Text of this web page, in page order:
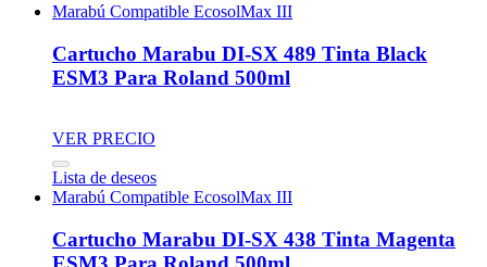
Marabú Compatible EcosolMax III
Cartucho Marabu DI-SX 489 Tinta Black
ESM3 Para Roland 500ml
VER PRECIO
Lista de deseos
Marabú Compatible EcosolMax III
Cartucho Marabu DI-SX 438 Tinta Magenta